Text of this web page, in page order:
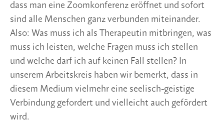
dass man eine Zoomkonferenz eröffnet und sofort
sind alle Menschen ganz verbunden miteinander.
Also: Was muss ich als Therapeutin mitbringen, was
muss ich leisten, welche Fragen muss ich stellen
und welche darf ich auf keinen Fall stellen? In
unserem Arbeitskreis haben wir bemerkt, dass in
diesem Medium vielmehr eine seelisch-geistige
Verbindung gefordert und vielleicht auch gefördert
wird.